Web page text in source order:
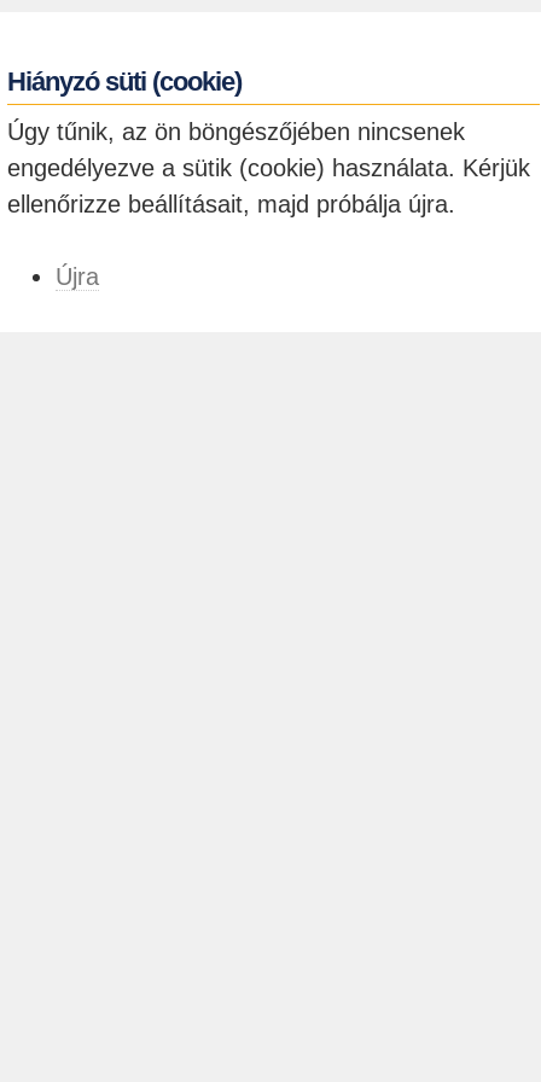
Hiányzó süti (cookie)
Úgy tűnik, az ön böngészőjében nincsenek
engedélyezve a sütik (cookie) használata. Kérjük
ellenőrizze beállításait, majd próbálja újra.
Újra